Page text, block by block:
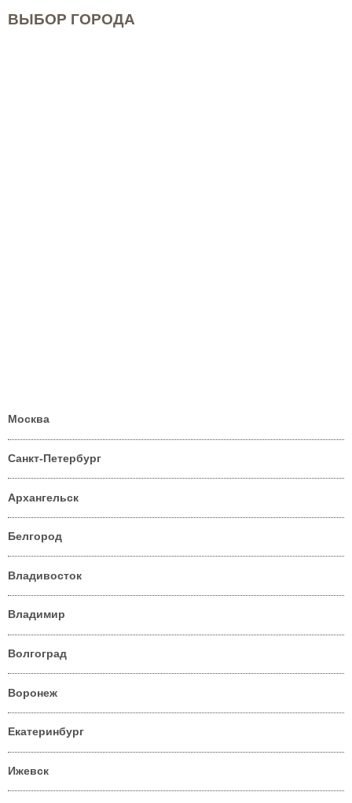
ВЫБОР ГОРОДА
Москва
Санкт-Петербург
Архангельск
Белгород
Владивосток
Владимир
Волгоград
Воронеж
Екатеринбург
Ижевск